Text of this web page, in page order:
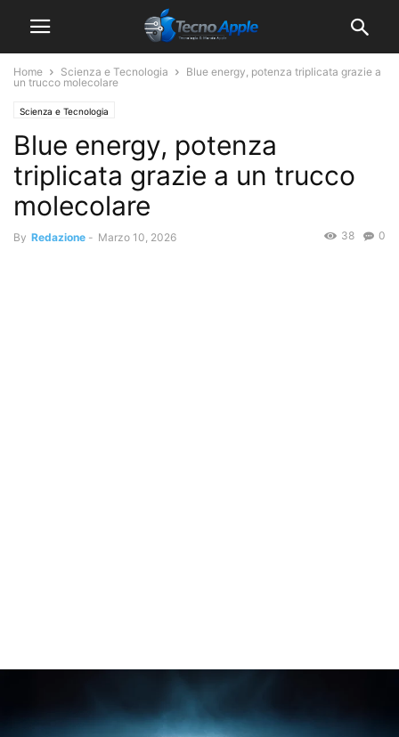
Home Scienza e Tecnologia
Blue energy, potenza triplicata grazie a
un trucco molecolare
Scienza e Tecnologia
Blue energy, potenza
triplicata grazie a un trucco
molecolare
By Redazione - Marzo 10, 2026 0
38